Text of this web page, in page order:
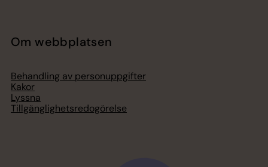
Om webbplatsen
Behandling av personuppgifter
Kakor
Lyssna
Tillgänglighetsredogörelse